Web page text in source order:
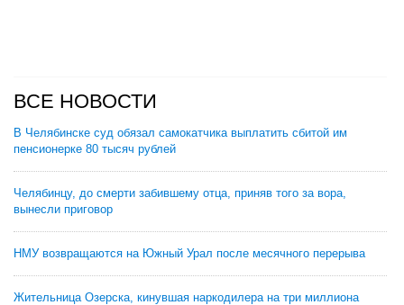
ВСЕ НОВОСТИ
В Челябинске суд обязал самокатчика выплатить сбитой им
пенсионерке 80 тысяч рублей
Челябинцу, до смерти забившему отца, приняв того за вора,
вынесли приговор
НМУ возвращаются на Южный Урал после месячного перерыва
Жительница Озерска, кинувшая наркодилера на три миллиона